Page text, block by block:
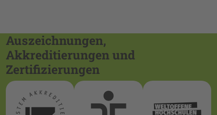
Auszeichnungen,
Akkreditierungen und
Zertifizierungen